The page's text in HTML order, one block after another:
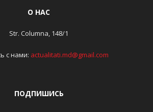
О НАС
Str. Columna, 148/1
с нами: actualitati.md@gmail.com
ПОДПИШИСЬ